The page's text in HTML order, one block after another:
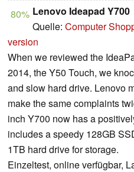
80% Lenovo Ideapad Y700
Quelle: Computer
version
When we reviewed the
2014, the Y50 Touch, we
and slow hard drive. Lenovo
make the same complaints
inch Y700 now has a
includes a speedy 128GB
1TB hard drive for storage.
Einzeltest, online verfügbar,